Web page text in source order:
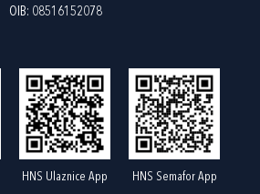
OIB: 08516152078
HNS Ulaznice App HNS Semafor App